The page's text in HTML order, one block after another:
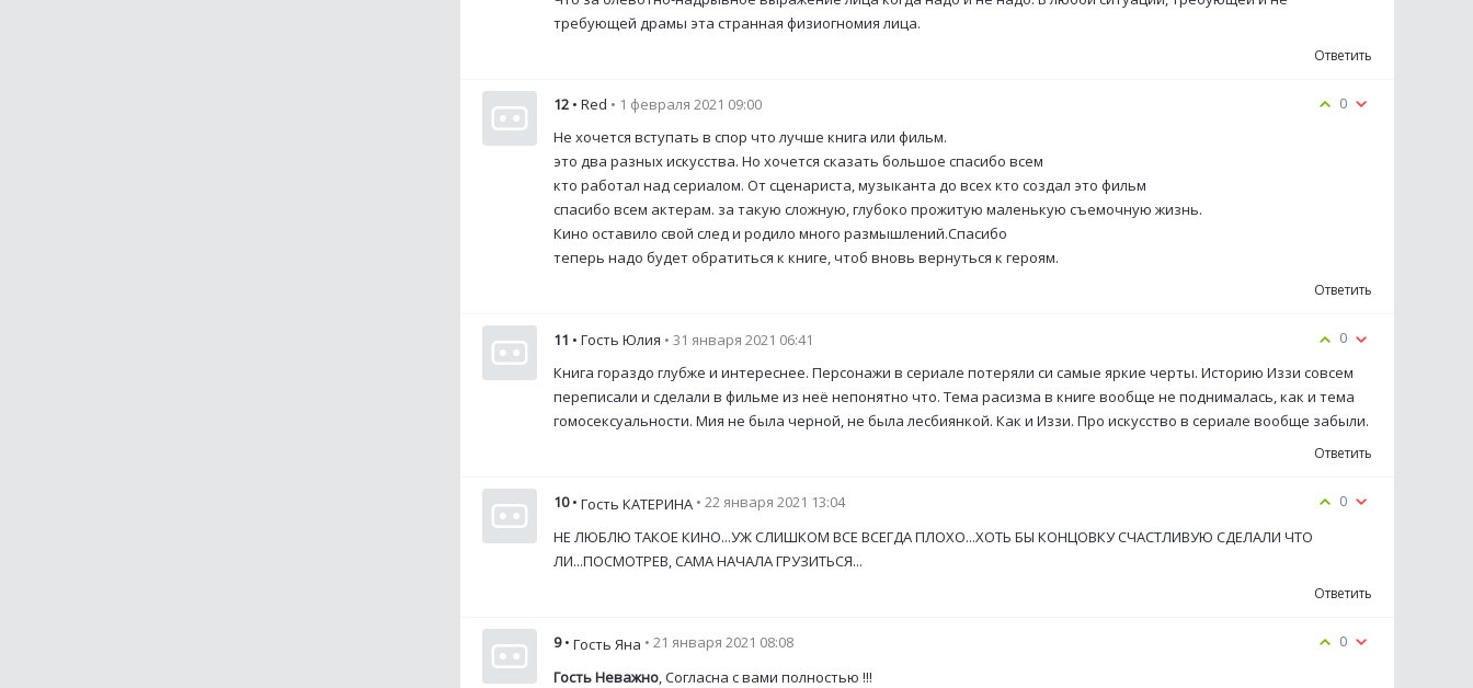
требующей драмы эта странная физиогномия лица.
Ответить
0
12 • Red • 1 февраля 2021 09:00
Не хочется вступать в спор что лучше книга или фильм.
это два разных искусства. Но хочется сказать большое спасибо всем
кто работал над сериалом. От сценариста, музыканта до всех кто создал это фильм
спасибо всем актерам. за такую сложную, глубоко прожитую маленькую съемочную жизнь.
Кино оставило свой след и родило много размышлений.Спасибо
теперь надо будет обратиться к книге, чтоб вновь вернуться к героям.
Ответить
0
11 • Гость Юлия • 31 января 2021 06:41
Книга гораздо глубже и интереснее. Персонажи в сериале потеряли си самые яркие черты. Историю Иззи совсем
переписали и сделали в фильме из неё непонятно что. Тема расизма в книге вообще не поднималась, как и тема
гомосексуальности. Мия не была черной, не была лесбиянкой. Как и Иззи. Про искусство в сериале вообще забыли.
Ответить
0
10 • Гость КАТЕРИНА • 22 января 2021 13:04
НЕ ЛЮБЛЮ ТАКОЕ КИНО...УЖ СЛИШКОМ ВСЕ ВСЕГДА ПЛОХО...ХОТЬ БЫ КОНЦОВКУ СЧАСТЛИВУЮ СДЕЛАЛИ ЧТО
ЛИ...ПОСМОТРЕВ, САМА НАЧАЛА ГРУЗИТЬСЯ...
Ответить
0
9 • Гость Яна • 21 января 2021 08:08
Гость Неважно, Согласна с вами полностью !!!